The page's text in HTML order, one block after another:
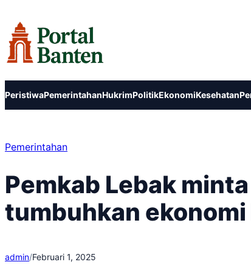
ke
konten
PeristiwaPemerintahanHukrimPolitikEkonomiKesehatan
Pemerintahan
Pemkab Lebak
tumbuhkan
admin/Februari 1, 2025